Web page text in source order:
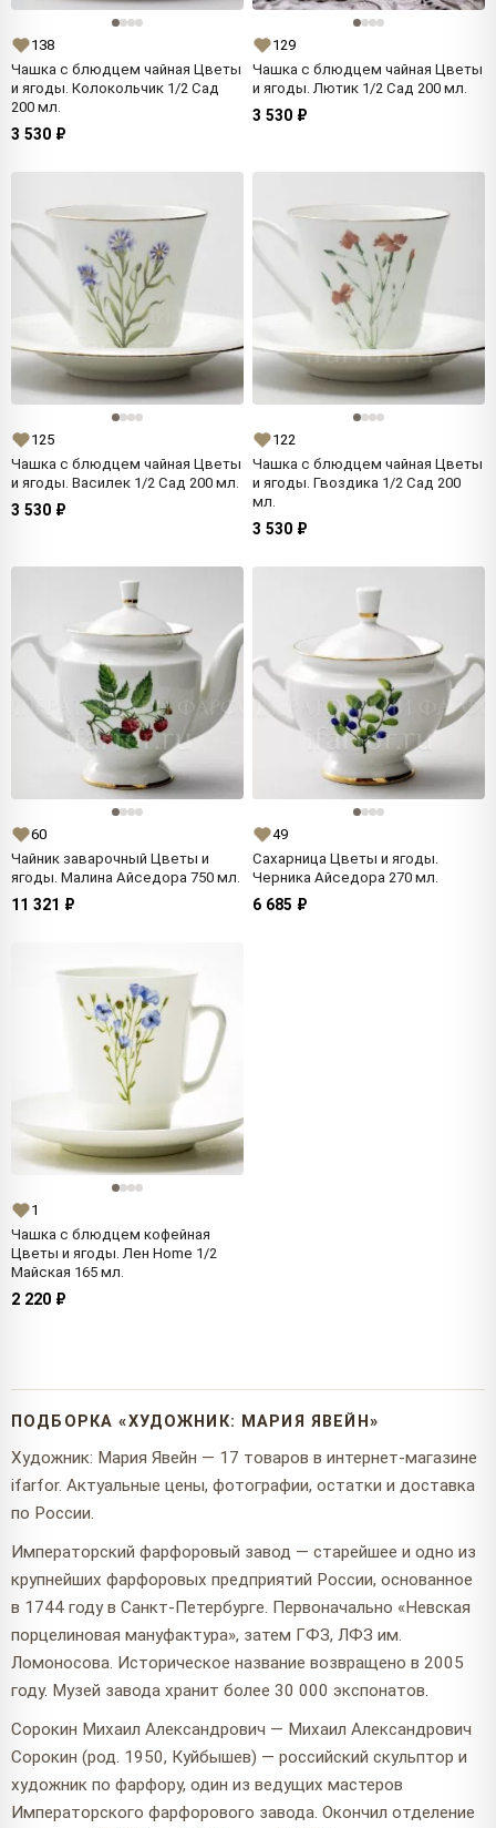
138
Чашка с блюдцем чайная Цветы
и ягоды. Колокольчик 1/2 Сад
200 мл.
3 530 ₽
129
Чашка с блюдцем чайная Цветы
и ягоды. Лютик 1/2 Сад 200 мл.
3 530 ₽
125
Чашка с блюдцем чайная Цветы
и ягоды. Василек 1/2 Сад 200 мл.
3 530 ₽
122
Чашка с блюдцем чайная Цветы
и ягоды. Гвоздика 1/2 Сад 200
мл.
3 530 ₽
60
Чайник заварочный Цветы и
ягоды. Малина Айседора 750 мл.
11 321 ₽
49
Сахарница Цветы и ягоды.
Черника Айседора 270 мл.
6 685 ₽
1
Чашка с блюдцем кофейная
Цветы и ягоды. Лен Home 1/2
Майская 165 мл.
2 220 ₽
ПОДБОРКА «ХУДОЖНИК: МАРИЯ ЯВЕЙН»
Художник: Мария Явейн — 17 товаров в интернет-магазине
ifarfor. Актуальные цены, фотографии, остатки и доставка
по России.
Императорский фарфоровый завод — старейшее и одно из
крупнейших фарфоровых предприятий России, основанное
в 1744 году в Санкт-Петербурге. Первоначально «Невская
порцелиновая мануфактура», затем ГФЗ, ЛФЗ им.
Ломоносова. Историческое название возвращено в 2005
году. Музей завода хранит более 30 000 экспонатов.
Сорокин Михаил Александрович — Михаил Александрович
Сорокин (род. 1950, Куйбышев) — российский скульптор и
художник по фарфору, один из ведущих мастеров
Императорского фарфорового завода. Окончил отделение